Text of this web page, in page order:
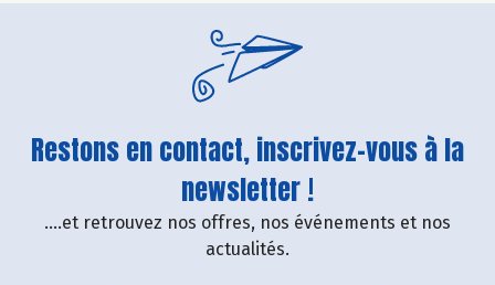
Restons en contact, inscrivez-vous à la
newsletter !
....et retrouvez nos offres, nos événements et nos
actualités.